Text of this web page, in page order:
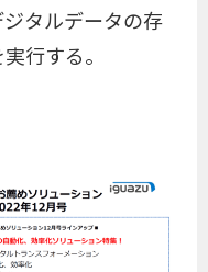
タルデータの存
行する。